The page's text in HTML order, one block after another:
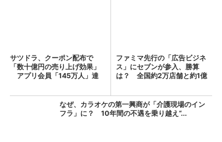
サツドラ、クーポン配布で
「数十億円の売り上げ効果」
アプリ会員「145万人」達
ファミマ先行の「広告ビジネ
ス」にセブンが参入、勝算
は？ 全国約2万店舗と約1億
なぜ、カラオケの第一興商が「介護現場のイン
フラ」に？ 10年間の不遇を乗り越え“...